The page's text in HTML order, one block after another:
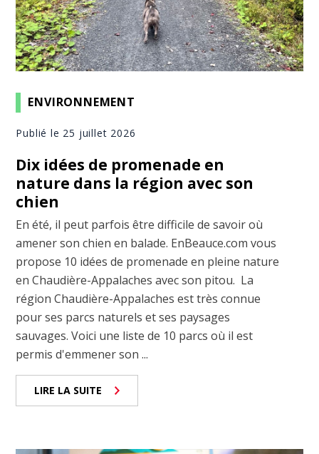
ENVIRONNEMENT
Publié le 25 juillet 2026
Dix idées de promenade en
nature dans la région avec son
chien
En été, il peut parfois être difficile de savoir où
amener son chien en balade. EnBeauce.com vous
propose 10 idées de promenade en pleine nature
en Chaudière-Appalaches avec son pitou. La
région Chaudière-Appalaches est très connue
pour ses parcs naturels et ses paysages
sauvages. Voici une liste de 10 parcs où il est
permis d'emmener son ...
LIRE LA SUITE